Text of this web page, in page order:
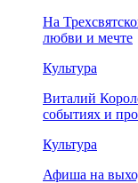
На
любви и мечте
Культура
Виталий
событиях и
Культура
Афиша на